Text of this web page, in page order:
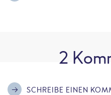
2
SCHREIBE EINEN